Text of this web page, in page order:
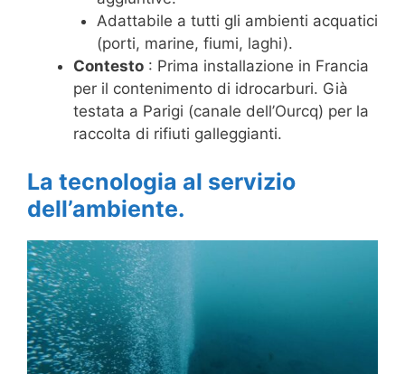
Adattabile a tutti gli ambienti acquatici
(porti, marine, fiumi, laghi).
Contesto : Prima installazione in Francia
per il contenimento di idrocarburi. Già
testata a Parigi (canale dell’Ourcq) per la
raccolta di rifiuti galleggianti.
La tecnologia al servizio
dell’ambiente.